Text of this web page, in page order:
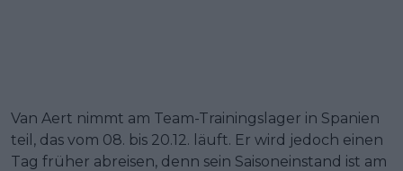
Van Aert nimmt am Team-Trainingslager in Spanien
teil, das vom 08. bis 20.12. läuft. Er wird jedoch einen
Tag früher abreisen, denn sein Saisoneinstand ist am